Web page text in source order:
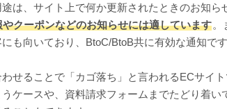
は、サイト上で何か更新されたときのお知ら
クーポンなどのお知らせには適しています。
も向いており、BtoC/BtoB共に有効な通知です
せることで「カゴ落ち」と言われるECサイ
ケースや、資料請求フォームまでたどり着い